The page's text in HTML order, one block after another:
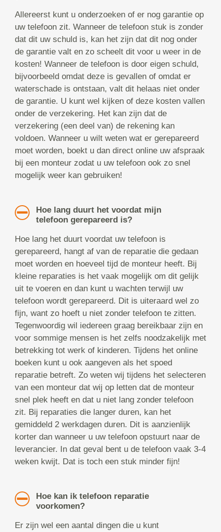
Allereerst kunt u onderzoeken of er nog garantie op
uw telefoon zit. Wanneer de telefoon stuk is zonder
dat dit uw schuld is, kan het zijn dat dit nog onder
de garantie valt en zo scheelt dit voor u weer in de
kosten! Wanneer de telefoon is door eigen schuld,
bijvoorbeeld omdat deze is gevallen of omdat er
waterschade is ontstaan, valt dit helaas niet onder
de garantie. U kunt wel kijken of deze kosten vallen
onder de verzekering. Het kan zijn dat de
verzekering (een deel van) de rekening kan
voldoen. Wanneer u wilt weten wat er gerepareerd
moet worden, boekt u dan direct online uw afspraak
bij een monteur zodat u uw telefoon ook zo snel
mogelijk weer kan gebruiken!
Hoe lang duurt het voordat mijn
telefoon gerepareerd is?
Hoe lang het duurt voordat uw telefoon is
gerepareerd, hangt af van de reparatie die gedaan
moet worden en hoeveel tijd de monteur heeft. Bij
kleine reparaties is het vaak mogelijk om dit gelijk
uit te voeren en dan kunt u wachten terwijl uw
telefoon wordt gerepareerd. Dit is uiteraard wel zo
fijn, want zo hoeft u niet zonder telefoon te zitten.
Tegenwoordig wil iedereen graag bereikbaar zijn en
voor sommige mensen is het zelfs noodzakelijk met
betrekking tot werk of kinderen. Tijdens het online
boeken kunt u ook aangeven als het spoed
reparatie betreft. Zo weten wij tijdens het selecteren
van een monteur dat wij op letten dat de monteur
snel plek heeft en dat u niet lang zonder telefoon
zit. Bij reparaties die langer duren, kan het
gemiddeld 2 werkdagen duren. Dit is aanzienlijk
korter dan wanneer u uw telefoon opstuurt naar de
leverancier. In dat geval bent u de telefoon vaak 3-4
weken kwijt. Dat is toch een stuk minder fijn!
Hoe kan ik telefoon reparatie
voorkomen?
Er zijn wel een aantal dingen die u kunt